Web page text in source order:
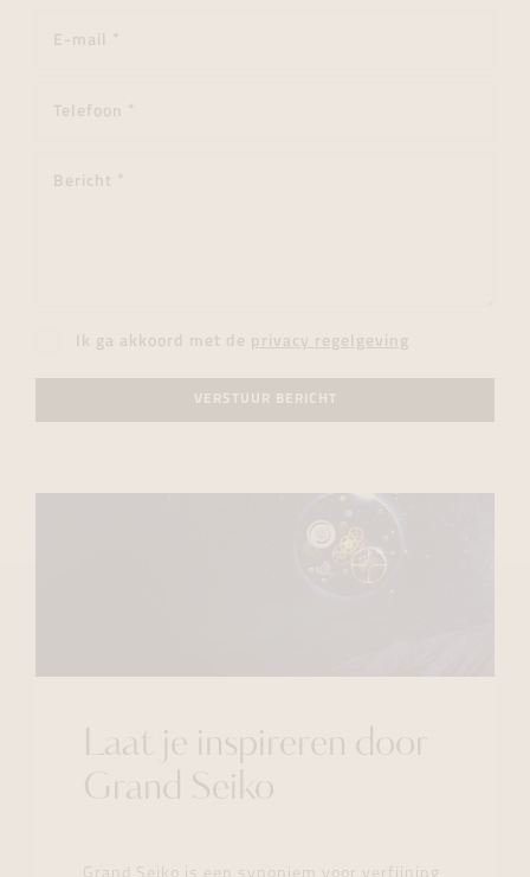
Ik ga akkoord met de privacy regelgeving
VERSTUUR BERICHT
Laat je inspireren door
Grand Seiko